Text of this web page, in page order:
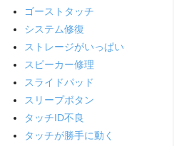
ゴーストタッチ
システム修復
ストレージがいっぱい
スピーカー修理
スライドパッド
スリープボタン
タッチID不良
タッチが勝手に動く